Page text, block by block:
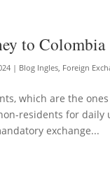
to Colombia
| Blog Ingles, Foreign
which are the
residents for
exchange...